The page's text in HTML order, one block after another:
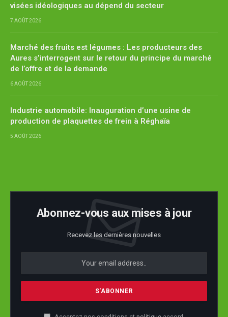
visées idéologiques au dépend du secteur
7 AOÛT 2026
Marché des fruits est légumes : Les producteurs des
Aures s’interrogent sur le retour du principe du marché
de l’offre et de la demande
6 AOÛT 2026
Industrie automobile: Inauguration d’une usine de
production de plaquettes de frein à Réghaïa
5 AOÛT 2026
Abonnez-vous aux mises à jour
Recevez les dernières nouvelles